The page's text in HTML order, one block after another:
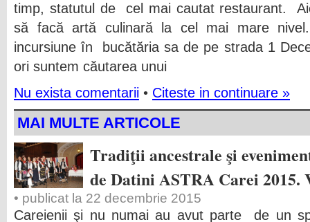
timp, statutul de cel mai cautat restaurant.
să facă artă culinară la cel mai mare
incursiune în bucătăria sa de pe strada 1
ori suntem căutarea unui
Nu exista comentarii • Citeste in continuare »
MAI MULTE ARTICOLE
Tradiţii ancestrale şi
de Datini ASTRA Carei 2015.
• publicat la 22 decembrie 2015
Careienii şi nu numai au avut parte de un